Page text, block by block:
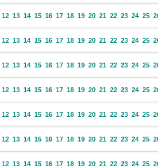
12 13 14 15 16 17 18 19 20 21 22 23 24 25
12 13 14 15 16 17 18 19 20 21 22 23 24 25
12 13 14 15 16 17 18 19 20 21 22 23 24 25
12 13 14 15 16 17 18 19 20 21 22 23 24 25
12 13 14 15 16 17 18 19 20 21 22 23 24 25
12 13 14 15 16 17 18 19 20 21 22 23 24 25
12 13 14 15 16 17 18 19 20 21 22 23 24 25